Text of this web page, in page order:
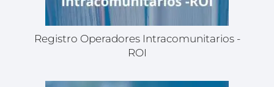
Registro Operadores Intracomunitarios -
ROI